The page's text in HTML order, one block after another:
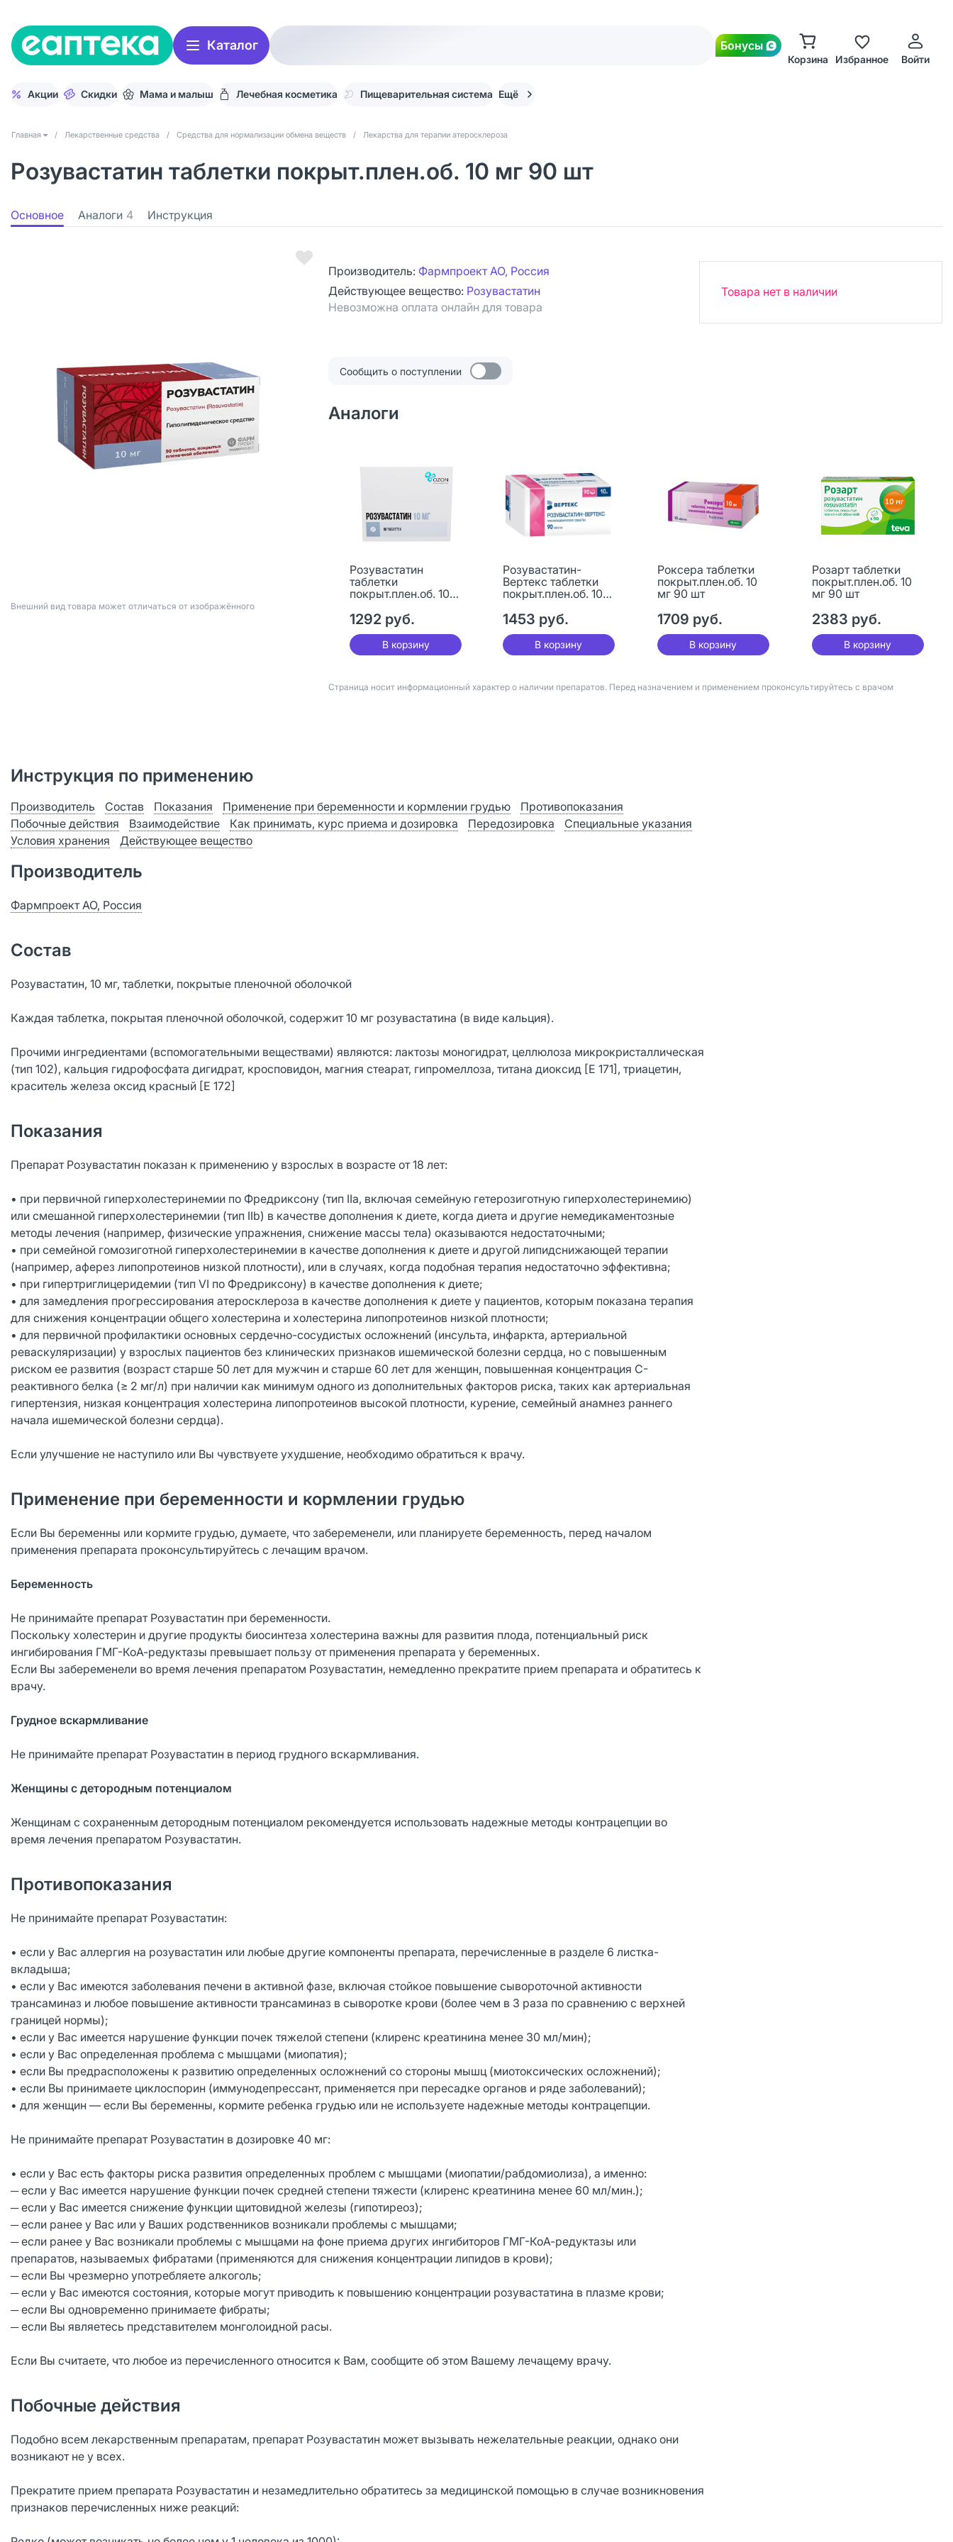
Каталог Бонусы
Корзина Избранное Войти
Акции Скидки Мама и малыш Лечебная косметика Пищеварительная система Ещё
Главная / Лекарственные средства / Средства для нормализации обмена веществ / Лекарства для терапии атеросклероза
Розувастатин таблетки покрыт.плен.об. 10 мг 90 шт
Основное Аналоги 4 Инструкция
Bнешний вид товара может отличаться от изображённого
Производитель: Фармпроект АО, Россия
Действующее вещество: Розувастатин
Невозможна оплата онлайн для товара
Товара нет в наличии
Сообщить о поступлении
Аналоги
Розувастатин
таблетки
покрыт.плен.об. 10
1292 руб.
В корзину
Розувастатин-
Вертекс таблетки
покрыт.плен.об. 10
1453 руб.
В корзину
Роксера таблетки
покрыт.плен.об. 10
мг 90 шт
1709 руб.
В корзину
Розарт таблетки
покрыт.плен.об. 10
мг 90 шт
2383 руб.
В корзину
Страница носит информационный характер о наличии препаратов. Перед назначением и применением проконсультируйтесь с врачом
Инструкция по применению
Производитель Состав Показания Применение при беременности и кормлении грудью
Противопоказания
Побочные действия
Взаимодействие Как принимать, курс приема и дозировка Передозировка
Специальные указания
Условия хранения
Действующее вещество
Производитель
Фармпроект АО, Россия
Состав
Розувастатин, 10 мг, таблетки, покрытые пленочной оболочкой
Каждая таблетка, покрытая пленочной оболочкой, содержит 10 мг розувастатина (в виде кальция).
Прочими ингредиентами (вспомогательными веществами) являются: лактозы моногидрат, целлюлоза микрокристаллическая
(тип 102), кальция гидрофосфата дигидрат, кросповидон, магния стеарат, гипромеллоза, титана диоксид [Е 171], триацетин,
краситель железа оксид красный [Е 172]
Показания
Препарат Розувастатин показан к применению у взрослых в возрасте от 18 лет:
• при первичной гиперхолестеринемии по Фредриксону (тип IIа, включая семейную гетерозиготную гиперхолестеринемию)
или смешанной гиперхолестеринемии (тип IIb) в качестве дополнения к диете, когда диета и другие немедикаментозные
методы лечения (например, физические упражнения, снижение массы тела) оказываются недостаточными;
• при семейной гомозиготной гиперхолестеринемии в качестве дополнения к диете и другой липидснижающей терапии
(например, аферез липопротеинов низкой плотности), или в случаях, когда подобная терапия недостаточно эффективна;
• при гипертриглицеридемии (тип VI по Фредриксону) в качестве дополнения к диете;
• для замедления прогрессирования атеросклероза в качестве дополнения к диете у пациентов, которым показана терапия
для снижения концентрации общего холестерина и холестерина липопротеинов низкой плотности;
• для первичной профилактики основных сердечно-сосудистых осложнений (инсульта, инфаркта, артериальной
реваскуляризации) у взрослых пациентов без клинических признаков ишемической болезни сердца, но с повышенным
риском ее развития (возраст старше 50 лет для мужчин и старше 60 лет для женщин, повышенная концентрация С-
реактивного белка (≥ 2 мг/л) при наличии как минимум одного из дополнительных факторов риска, таких как артериальная
гипертензия, низкая концентрация холестерина липопротеинов высокой плотности, курение, семейный анамнез раннего
начала ишемической болезни сердца).
Если улучшение не наступило или Вы чувствуете ухудшение, необходимо обратиться к врачу.
Применение при беременности и кормлении грудью
Если Вы беременны или кормите грудью, думаете, что забеременели, или планируете беременность, перед началом
применения препарата проконсультируйтесь с лечащим врачом.
Беременность
Не принимайте препарат Розувастатин при беременности.
Поскольку холестерин и другие продукты биосинтеза холестерина важны для развития плода, потенциальный риск
ингибирования ГМГ-КоА-редуктазы превышает пользу от применения препарата у беременных.
Если Вы забеременели во время лечения препаратом Розувастатин, немедленно прекратите прием препарата и обратитесь к
врачу.
Грудное вскармливание
Не принимайте препарат Розувастатин в период грудного вскармливания.
Женщины с детородным потенциалом
Женщинам с сохраненным детородным потенциалом рекомендуется использовать надежные методы контрацепции во
время лечения препаратом Розувастатин.
Противопоказания
Не принимайте препарат Розувастатин:
• если у Вас аллергия на розувастатин или любые другие компоненты препарата, перечисленные в разделе 6 листка-
вкладыша;
• если у Вас имеются заболевания печени в активной фазе, включая стойкое повышение сывороточной активности
трансаминаз и любое повышение активности трансаминаз в сыворотке крови (более чем в 3 раза по сравнению с верхней
границей нормы);
• если у Вас имеется нарушение функции почек тяжелой степени (клиренс креатинина менее 30 мл/мин);
• если у Вас определенная проблема с мышцами (миопатия);
• если Вы предрасположены к развитию определенных осложнений со стороны мышц (миотоксических осложнений);
• если Вы принимаете циклоспорин (иммунодепрессант, применяется при пересадке органов и ряде заболеваний);
• для женщин — если Вы беременны, кормите ребенка грудью или не используете надежные методы контрацепции.
Не принимайте препарат Розувастатин в дозировке 40 мг:
• если у Вас есть факторы риска развития определенных проблем с мышцами (миопатии/рабдомиолиза), а именно:
─ если у Вас имеется нарушение функции почек средней степени тяжести (клиренс креатинина менее 60 мл/мин.);
─ если у Вас имеется снижение функции щитовидной железы (гипотиреоз);
─ если ранее у Вас или у Ваших родственников возникали проблемы с мышцами;
─ если ранее у Вас возникали проблемы с мышцами на фоне приема других ингибиторов ГМГ-КоА-редуктазы или
препаратов, называемых фибратами (применяются для снижения концентрации липидов в крови);
─ если Вы чрезмерно употребляете алкоголь;
─ если у Вас имеются состояния, которые могут приводить к повышению концентрации розувастатина в плазме крови;
─ если Вы одновременно принимаете фибраты;
─ если Вы являетесь представителем монголоидной расы.
Если Вы считаете, что любое из перечисленного относится к Вам, сообщите об этом Вашему лечащему врачу.
Побочные действия
Подобно всем лекарственным препаратам, препарат Розувастатин может вызывать нежелательные реакции, однако они
возникают не у всех.
Прекратите прием препарата Розувастатин и незамедлительно обратитесь за медицинской помощью в случае возникновения
признаков перечисленных ниже реакций: